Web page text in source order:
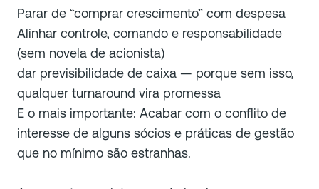
Parar de “comprar crescimento” com despesa
Alinhar controle, comando e responsabilidade
(sem novela de acionista)
dar previsibilidade de caixa — porque sem isso,
qualquer turnaround vira promessa
E o mais importante: Acabar com o conflito de
interesse de alguns sócios e práticas de gestão
que no mínimo são estranhas.